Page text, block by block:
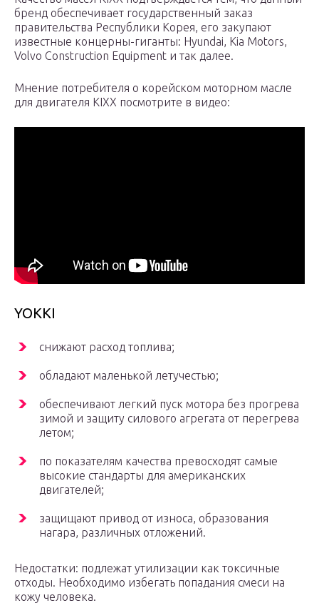
бренд обеспечивает государственный заказ
правительства Республики Корея, его закупают
известные концерны-гиганты: Hyundai, Kia Motors,
Volvo Construction Equipment и так далее.
Мнение потребителя о корейском моторном масле
для двигателя KIXX посмотрите в видео:
YOKKI
снижают расход топлива;
обладают маленькой летучестью;
обеспечивают легкий пуск мотора без прогрева
зимой и защиту силового агрегата от перегрева
летом;
по показателям качества превосходят самые
высокие стандарты для американских
двигателей;
защищают привод от износа, образования
нагара, различных отложений.
Недостатки: подлежат утилизации как токсичные
отходы. Необходимо избегать попадания смеси на
кожу человека.